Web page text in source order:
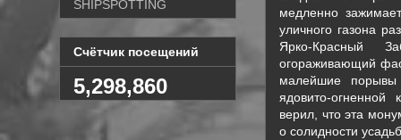
медленно
уличного газона
Ярко-Красный
огораживающий
малейшие порывы
ядовито-
верил, что эта
о солидности
SHIPSPOTTING
Счётчик посещений
5,298,860